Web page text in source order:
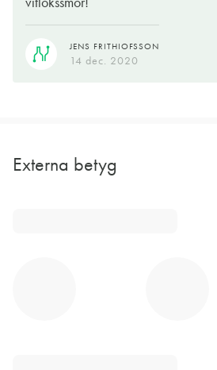
JENS FRITHIOFSSON
14 dec. 2020
Externa betyg